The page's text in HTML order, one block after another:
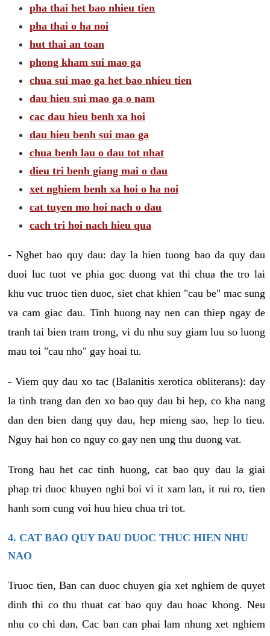
pha thai het bao nhieu tien
pha thai o ha noi
hut thai an toan
phong kham sui mao ga
chua sui mao ga het bao nhieu tien
dau hieu sui mao ga o nam
cac dau hieu benh xa hoi
dau hieu benh sui mao ga
chua benh lau o dau tot nhat
dieu tri benh giang mai o dau
xet nghiem benh xa hoi o ha noi
cat tuyen mo hoi nach o dau
cach tri hoi nach hieu qua
- Nghet bao quy dau: day la hien tuong bao da quy dau
duoi luc tuot ve phia goc duong vat thi chua the tro lai
khu vuc truoc tien duoc, siet chat khien "cau be" mac sung
va cam giac dau. Tinh huong nay nen can thiep ngay de
tranh tai bien tram trong, vi du nhu suy giam luu so luong
mau toi "cau nho" gay hoai tu.
- Viem quy dau xo tac (Balanitis xerotica obliterans): day
la tinh trang dan den xo bao quy dau bi hep, co kha nang
dan den bien dang quy dau, hep mieng sao, hep lo tieu.
Nguy hai hon co nguy co gay nen ung thu duong vat.
Trong hau het cac tinh huong, cat bao quy dau la giai
phap tri duoc khuyen nghi boi vi it xam lan, it rui ro, tien
hanh som cung voi huu hieu chua tri tot.
4. CAT BAO QUY DAU DUOC THUC HIEN NHU
NAO
Truoc tien, Ban can duoc chuyen gia xet nghiem de quyet
dinh thi co thu thuat cat bao quy dau hoac khong. Neu
nhu co chi dan, Cac ban can phai lam nhung xet nghiem